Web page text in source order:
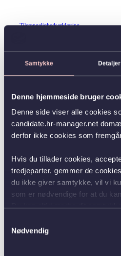
Samtykke Detaljer
Denne hjemmeside bruger
Denne side viser alle cookies
candidate.hr-manager.net
derfor ikke cookies som
Hvis du tillader cookies,
tredjeparter, gemmer de
du ikke giver samtykke, vil vi
som er nødvendige for at du
Nødvendig
Tilgængelighedserklæring